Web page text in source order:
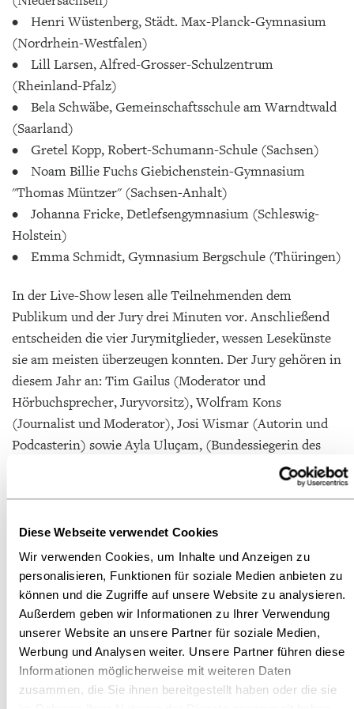
Diese Webseite verwendet Cookies
Wir verwenden Cookies, um Inhalte und Anzeigen zu
personalisieren, Funktionen für soziale Medien anbieten zu
können und die Zugriffe auf unsere Website zu analysieren.
Außerdem geben wir Informationen zu Ihrer Verwendung
unserer Website an unsere Partner für soziale Medien,
Werbung und Analysen weiter. Unsere Partner führen diese
Informationen möglicherweise mit weiteren Daten
zusammen, die Sie ihnen bereitgestellt haben oder die sie
• Henri Wüstenberg, Städt. Max-Planck-Gymnasium
(Nordrhein-Westfalen)
• Lill Larsen, Alfred-Grosser-Schulzentrum
(Rheinland-Pfalz)
• Bela Schwäbe, Gemeinschaftsschule am Warndtwald
(Saarland)
• Gretel Kopp, Robert-Schumann-Schule (Sachsen)
• Noam Billie Fuchs Giebichenstein-Gymnasium
"Thomas Müntzer" (Sachsen-Anhalt)
• Johanna Fricke, Detlefsengymnasium (Schleswig-
Holstein)
• Emma Schmidt, Gymnasium Bergschule (Thüringen)
In der Live-Show lesen alle Teilnehmenden dem
Publikum und der Jury drei Minuten vor. Anschließend
entscheiden die vier Jurymitglieder, wessen Lesekünste
sie am meisten überzeugen konnten. Der Jury gehören in
diesem Jahr an: Tim Gailus (Moderator und
Hörbuchsprecher, Juryvorsitz), Wolfram Kons
(Journalist und Moderator), Josi Wismar (Autorin und
Podcasterin) sowie Ayla Uluçam, (Bundessiegerin des
Vorlesewettbewerbs 2025). Als Special Guest ist Rapper
Eko Fresh dabei. Moderiert wird der Finaltag von Simón
Der Vorlesewettbewerb: Wichtige Aktion zur
Leseförderung
Am 67. Vorlesewettbewerb beteiligten sich bundesweit
erneut über 550.000 Schüler*innen aus rund 25.000
sechsten Klassen von etwa 7.200 Schulen. Der Weg der
Finalist*innen führte von den Schulentscheiden über
Stadt-/Kreis-, Bezirks- und Länderebene bis zum